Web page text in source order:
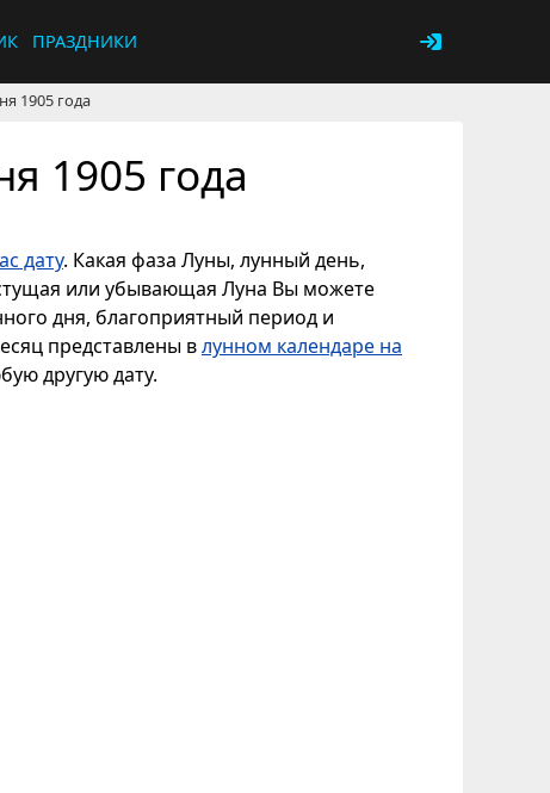
ПРАЗДНИКИ
1905 года
1905 года
дату. Какая фаза Луны, лунный день,
или убывающая Луна Вы можете
дня, благоприятный период и
представлены влунном календаре на
другую дату.